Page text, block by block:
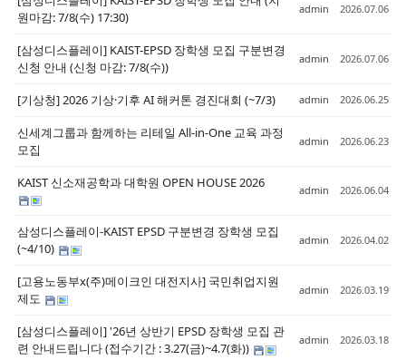
원마감: 7/8(수) 17:30)
admin 2026.07.06
[삼성디스플레이] KAIST-EPSD 장학생 모집 구분변경
신청 안내 (신청 마감: 7/8(수))
admin 2026.07.06
[기상청] 2026 기상·기후 AI 해커톤 경진대회 (~7/3) admin 2026.06.25
신세계그룹과 함께하는 리테일 All-in-One 교육 과정
모집
admin 2026.06.23
KAIST 신소재공학과 대학원 OPEN HOUSE 2026 admin 2026.06.04
삼성디스플레이-KAIST EPSD 구분변경 장학생 모집
(~4/10)
admin 2026.04.02
[고용노동부x(주)메이크인 대전지사] 국민취업지원
제도
admin 2026.03.19
[삼성디스플레이] '26년 상반기 EPSD 장학생 모집 관
련 안내드립니다 (접수기간 : 3.27(금)~4.7(화))
admin 2026.03.18